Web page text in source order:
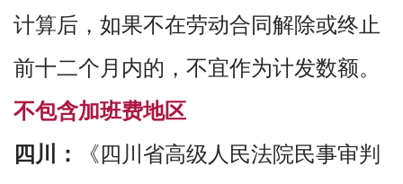
计算后，如果不在劳动合同解除或终止
前十二个月内的，不宜作为计发数额。
不包含加班费地区
四川：
《四川省高级人民法院民事审判